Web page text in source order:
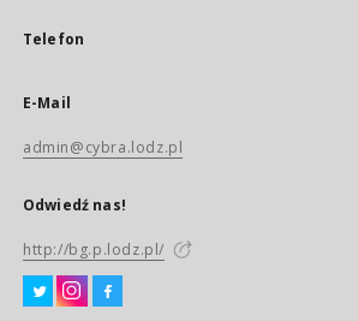
Telefon
E-Mail
admin@cybra.lodz.pl
Odwiedź nas!
http://bg.p.lodz.pl/